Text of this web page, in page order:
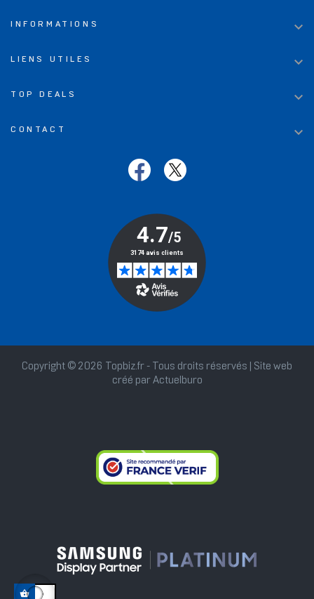
INFORMATIONS 
LIENS UTILES 
TOP DEALS 
CONTACT 
Copyright © 2026 Topbiz.fr - Tous droits réservés | Site web
créé par Actuelburo